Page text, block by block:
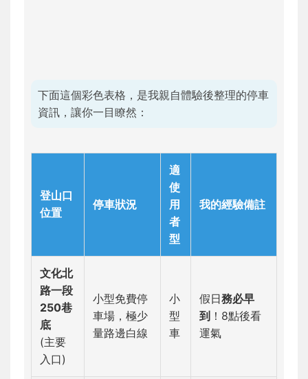
下面這個彩色表格，是我親自體驗後整理的停車
資訊，讓你一目瞭然：
登山口
位置
停車狀況
適
使
用
者
型
我的經驗備註
文化北
路一段
250巷
底
(主要
入口)
小型免費停
車場，極少
量路邊白線
小
型
車
假日務必早
到 ！8點後看
運氣